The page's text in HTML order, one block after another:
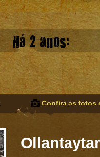
Há 2 anos:
Confira as fotos